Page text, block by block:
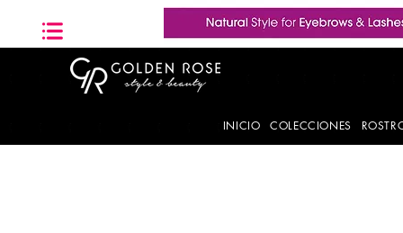
INICIO COLECCIONES